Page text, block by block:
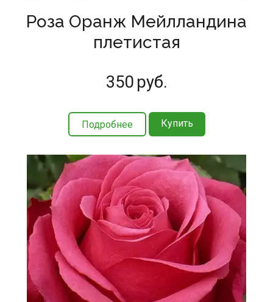
Роза Оранж Мейлландина
плетистая
350 руб.
Подробнее Купить